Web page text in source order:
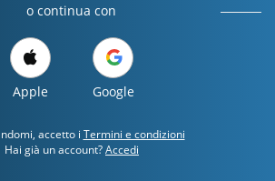
o continua con
Apple Google
accetto i Termini e condizioni
Hai già un account?Accedi